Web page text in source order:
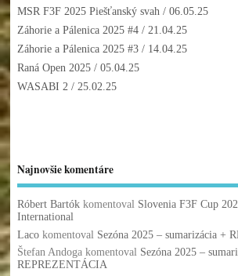
MSR F3F 2025 Piešťanský svah/ 06.05.25
Záhorie a Pálenica 2025 #4/ 21.04.25
Záhorie a Pálenica 2025 #3/ 14.04.25
Raná Open 2025/ 05.04.25
WASABI 2/ 25.02.25
Najnovšie komentáre
Róbert Bartókkomentoval Slovenia F3F Cup
International
Lacokomentoval Sezóna 2025 – sumarizácia +
Štefan Andogakomentoval Sezóna 2025 –
REPREZENTÁCIA